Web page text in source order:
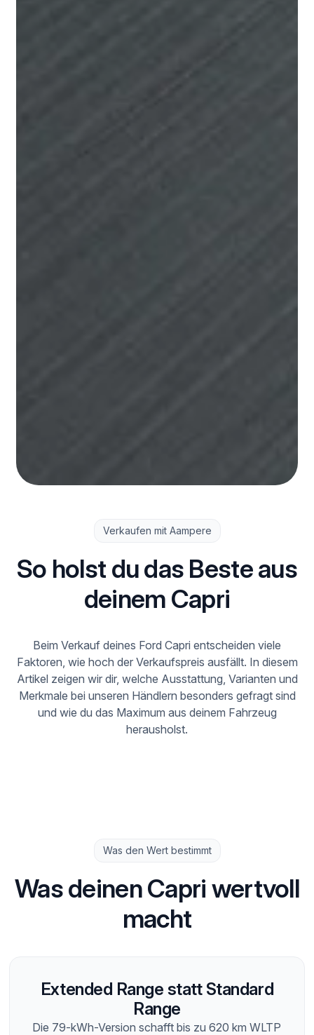
Verkaufen mit Aampere
So holst du das Beste aus
deinem Capri
Beim Verkauf deines Ford Capri entscheiden viele
Faktoren, wie hoch der Verkaufspreis ausfällt. In diesem
Artikel zeigen wir dir, welche Ausstattung, Varianten und
Merkmale bei unseren Händlern besonders gefragt sind
und wie du das Maximum aus deinem Fahrzeug
herausholst.
Was den Wert bestimmt
Was deinen Capri wertvoll
macht
Extended Range statt Standard
Range
Die 79-kWh-Version schafft bis zu 620 km WLTP